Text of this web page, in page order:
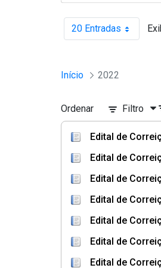
20 EntradasPor página
Início 2022
Ordenar Filtro
Edital de
Edital de
Edital de
Edital de
Edital de
Edital de
Edital de